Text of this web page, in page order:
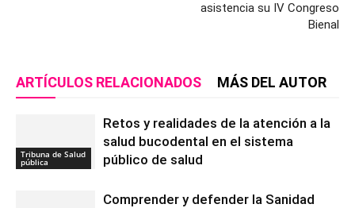
asistencia su IV Congreso
Bienal
ARTÍCULOS RELACIONADOS MÁS DEL AUTOR
Tribuna de Salud
pública
Retos y realidades de la atención a la
salud bucodental en el sistema
público de salud
Comprender y defender la Sanidad